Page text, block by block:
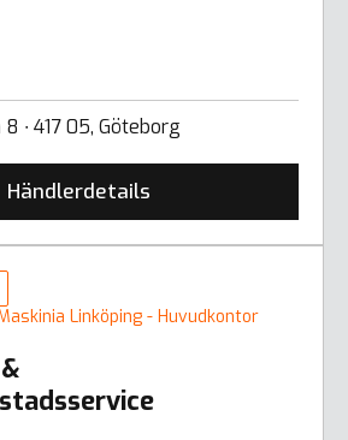
∙ 417 05, Göteborg
Händlerdetails
Linköping - Huvudkontor